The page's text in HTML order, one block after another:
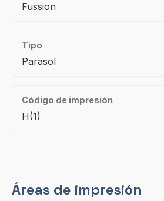
Fussion
Tipo
Parasol
Código de impresión
H(1)
Áreas de impresión